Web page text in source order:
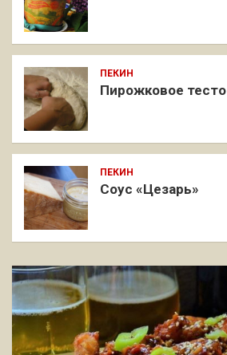
ПЕКИН
Пирожковое тесто
ПЕКИН
Соус «Цезарь»